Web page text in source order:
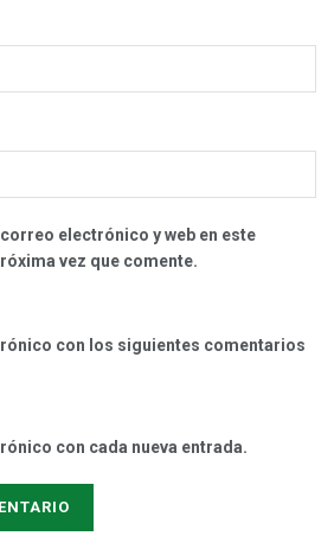
electrónico y web en este
vez que comente.
con los siguientes comentarios
con cada nueva entrada.